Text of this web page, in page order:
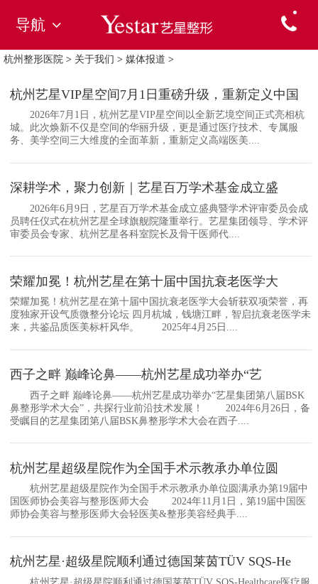
导航
杭州整形医院 > 关于我们 > 媒体报道 >
杭州艺星VIP星空间7月1日重磅升级，重新定义中国
2026年7月1日，杭州艺星VIP星空间以全新艺境空间正式亮相杭
城。此次焕新不仅是空间的华丽升级，更是通过医疗技术、专属服
务、美学空间三大维度的全面革新，重新定义高端医美....
深耕学术，聚力创新｜艺星百万学术基金成立盛
2026年6月9日，艺星百万学术基金成立盛典暨学术评审委员会成
员聘任仪式在杭州艺星全球旗舰院隆重举行。艺星集团领导、学术评
审委员会专家、杭州艺星各科室院长及骨干医师代....
荣耀加冕！杭州艺星在第十届中国抗衰老医学大
荣耀加冕！杭州艺星在第十届中国抗衰老医学大会斩获双项荣誉，再
度独家开设气质微整分论坛 四月杭城，钱塘江畔，智启抗衰老医学未
来，共鉴品质医美标杆风华。 2025年4月25日....
西子之畔 巅峰论鼻——杭州艺星成功举办“艺
西子之畔 巅峰论鼻——杭州艺星成功举办“艺星集团第八届BSK
鼻整形学术大会”，共探行业前沿技术发展！ 2024年6月26日，备
受瞩目的艺星集团第八届BSK鼻整形学术大会在西子....
杭州艺星超级星院作为全国手术示教承办单位圆
杭州艺星超级星院作为全国手术示教承办单位圆满承办第19届中
国医师协会美容与整形医师大会 2024年11月1日，第19届中国医
师协会美容与整形医师大会轻医美&整形美容经典手....
杭州艺星·超级星院顺利通过德国莱茵TÜV SQS-He
杭州艺星·超级星院顺利通过德国莱茵TÜV SQS-Healthcare医疗服